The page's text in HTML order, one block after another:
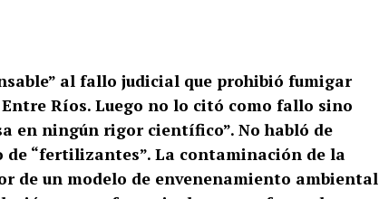
al fallo judicial que prohibió fumigar
Ríos. Luego no lo citó como fallo sino
en ningún rigor científico”. No habló de
“fertilizantes”. La contaminación de la
de un modelo de envenenamiento ambiental